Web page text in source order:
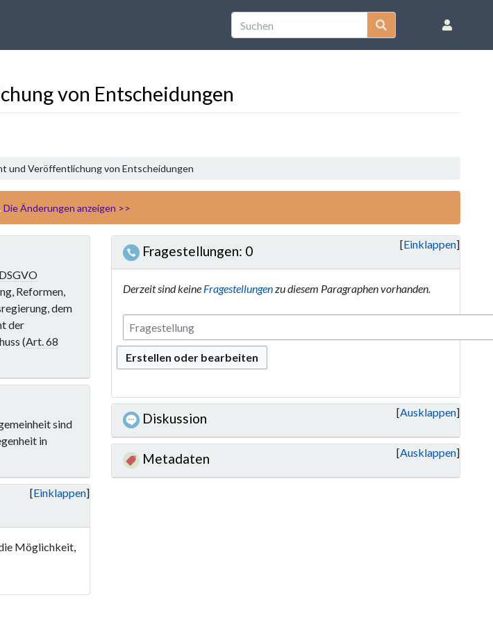
von Entscheidungen
und Veröffentlichung von Entscheidungen
Die Änderungen anzeigen >>
DSGVO
Reformen,
dem
der
(Art. 68
sind
in
Einklappen
Möglichkeit,
Einklappen
Fragestellungen: 0
Derzeit sind keine Fragestellungenzu diesem Paragraphen vorhanden.
Erstellen oder bearbeiten
Ausklappen
Diskussion
Ausklappen
Metadaten